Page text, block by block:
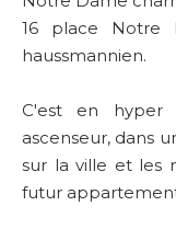
16 place Notre
haussmannien.
C'est en hyper
ascenseur, dans
sur la ville et les
futur